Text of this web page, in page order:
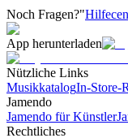
Noch Fragen?"
App herunterladen
Nützliche Links
MusikkatalogIn-Store-
Jamendo
Jamendo für Künstler
Rechtliches